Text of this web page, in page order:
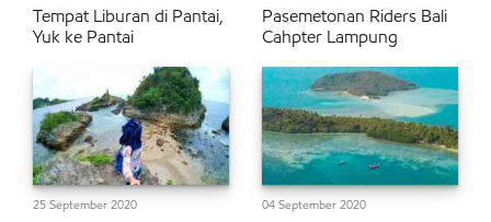
Tempat Liburan di Pantai,
Yuk ke Pantai
Pasemetonan Riders Bali
Cahpter Lampung
25 September 2020 04 September 2020